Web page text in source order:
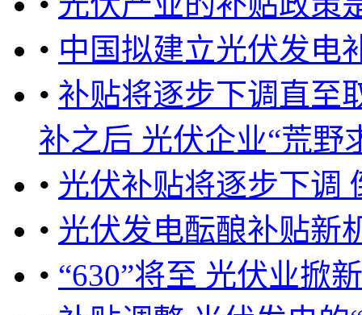
• 中国拟建立光伏发电
• 补贴将逐步下调直至
补之后 光伏企业“荒野
• 光伏补贴将逐步下调
• 光伏发电酝酿补贴新
• “630”将至 光伏业掀